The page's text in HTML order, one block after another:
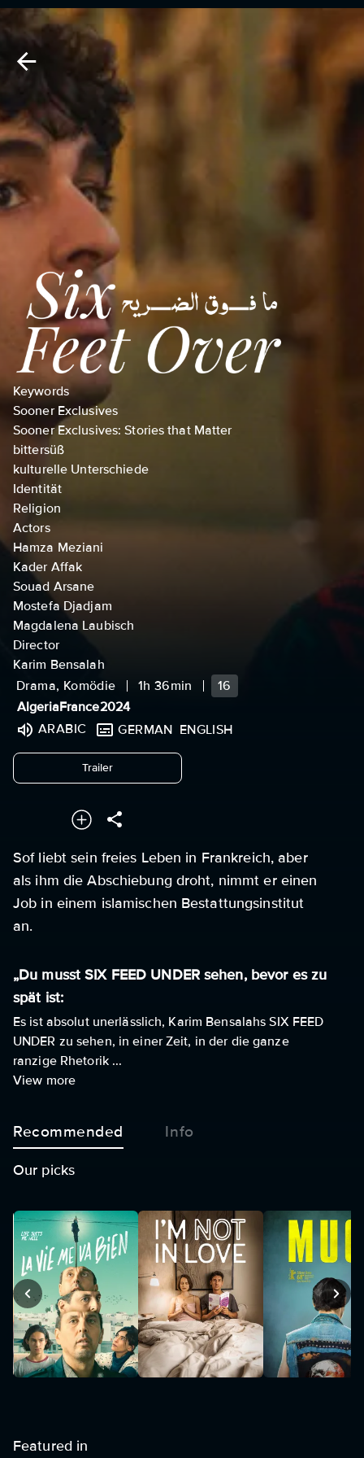
Keywords
Sooner Exclusives
Sooner Exclusives: Stories that Matter
bittersüß
kulturelle Unterschiede
Identität
Religion
Actors
Hamza Meziani
Kader Affak
Souad Arsane
Mostefa Djadjam
Magdalena Laubisch
Director
Karim Bensalah
Drama, Komödie
1h 36min
16
AlgeriaFrance2024
ARABIC
GERMAN ENGLISH
Trailerundefined
Sof liebt sein freies Leben in Frankreich, aber
als ihm die Abschiebung droht, nimmt er einen
Job in einem islamischen Bestattungsinstitut
an.
„Du musst SIX FEED UNDER sehen, bevor es zu
spät ist:
Es ist absolut unerlässlich, Karim Bensalahs SIX FEED
UNDER zu sehen, in einer Zeit, in der die ganze
ranzige Rhetorik ...
View more
Recommended Info
Our picks
Featured in